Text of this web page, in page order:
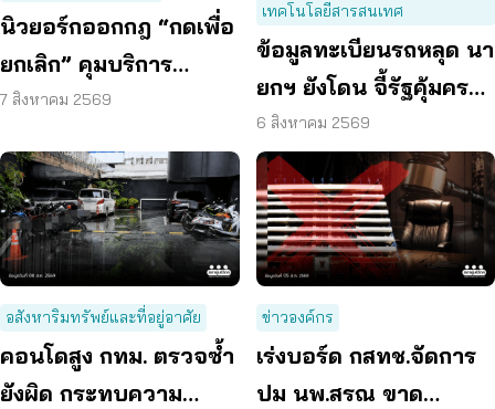
นิวยอร์กออกกฎ “กดเพื่อ
ยกเลิก” คุมบริการ
ออนไลน์ ต่ออายุสมาชิก
7 สิงหาคม 2569
เทคโนโลยีสารสนเทศ
ข้อมูลทะเบียนรถหลุด นา
ยกฯ ยังโดน จี้รัฐคุ้มครอง
ข้อมูลส่วนบุคคล
6 สิงหาคม 2569
อสังหาริมทรัพย์และที่อยู่อาศัย
คอนโดสูง กทม. ตรวจซ้ำ
ยังผิด กระทบความ
ข่าวองค์กร
เร่งบอร์ด กสทช.จัดการ
ปม นพ.สรณ ขาด